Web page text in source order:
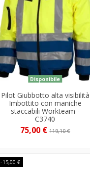
Disponibile
Pilot Giubbotto alta visibilità
Imbottito con maniche
staccabili Workteam -
C3740
75,00 €119,10 €
-15,00 €